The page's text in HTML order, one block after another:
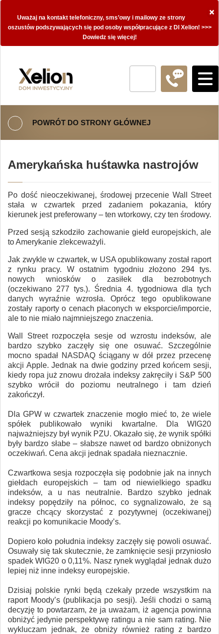
×
Uważaj na kontakt telefoniczny, sms’owy i mailowy ze strony
oszustów podszywających się pod osoby współpracujące z DI Xelion! >>>
Dowiedz się więcej!
POWRÓT DO STRONY GŁÓWNEJ
Amerykańska huśtawka nastrojów
Po dość nieoczekiwanej, środowej przecenie Wall Street
stała w czwartek przed zadaniem pokazania, który
kierunek jest preferowany – ten wtorkowy, czy ten środowy.
Przed sesją szkodziło zachowanie giełd europejskich, ale
to Amerykanie zlekceważyli.
Jak zwykle w czwartek, w USA opublikowany został raport
z rynku pracy. W ostatnim tygodniu złożono 294 tys.
nowych wniosków o zasiłek dla bezrobotnych
(oczekiwano 277 tys.). Średnia 4. tygodniowa dla tych
danych wyraźnie wzrosła. Oprócz tego opublikowane
zostały raporty o cenach płaconych w eksporcie/imporcie,
ale to nie miało najmniejszego znaczenia.
Wall Street rozpoczęła sesje od wzrostu indeksów, ale
bardzo szybko zaczęły się one osuwać. Szczególnie
mocno spadał NASDAQ ściągany w dół przez przecenę
akcji Apple. Jednak na dwie godziny przed końcem sesji,
kiedy ropa już znowu drożała indeksy zakręciły i S&P 500
szybko wrócił do poziomu neutralnego i tam dzień
zakończył.
Dla GPW w czwartek znaczenie mogło mieć to, że wiele
spółek publikowało wyniki kwartalne. Dla WIG20
najważniejszy był wynik PZU. Okazało się, że wynik spółki
były bardzo słabe – słabsze nawet od bardzo obniżonych
oczekiwań. Cena akcji jednak spadała nieznacznie.
Czwartkowa sesja rozpoczęła się podobnie jak na innych
giełdach europejskich – tam od niewielkiego spadku
indeksów, a u nas neutralnie. Bardzo szybko jednak
indeksy popędziły na północ, co sygnalizowało, że są
gracze chcący skorzystać z pozytywnej (oczekiwanej)
reakcji po komunikacie Moody’s.
Dopiero koło południa indeksy zaczęły się powoli osuwać.
Osuwały się tak skutecznie, że zamknięcie sesji przyniosło
spadek WIG20 o 0,11%. Nasz rynek wyglądał jednak dużo
lepiej niż inne indeksy europejskie.
Dzisiaj polskie rynki będą czekały przede wszystkim na
raport Moody’s (publikacja po sesji). Jeśli chodzi o samą
decyzję to powtarzam, że ja uważam, iż agencja powinna
obniżyć jedynie perspektywę ratingu a nie sam rating. Nie
wykluczam jednak, że obniży również rating z bardzo